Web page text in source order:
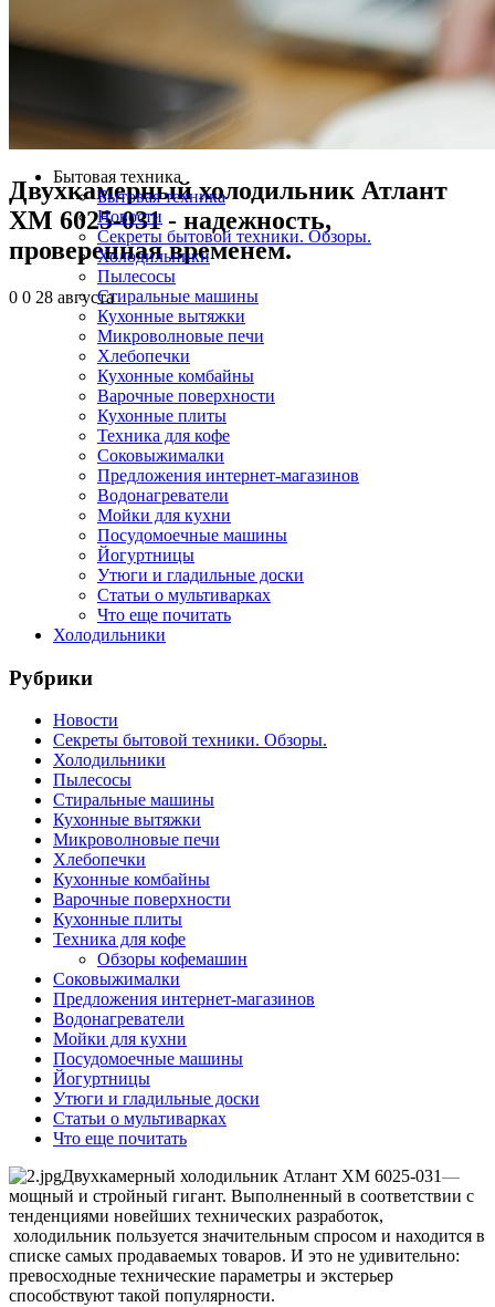
Двухкамерный холодильник Атлант
ХМ 6025-031 - надежность,
проверенная временем.
0 0 28 августа
Бытовая техника
Бытовая техника
Новости
Секреты бытовой техники. Обзоры.
Холодильники
Пылесосы
Стиральные машины
Кухонные вытяжки
Микроволновые печи
Хлебопечки
Кухонные комбайны
Варочные поверхности
Кухонные плиты
Техника для кофе
Соковыжималки
Предложения интернет-магазинов
Водонагреватели
Мойки для кухни
Посудомоечные машины
Йогуртницы
Утюги и гладильные доски
Статьи о мультиварках
Что еще почитать
Холодильники
Рубрики
Новости
Секреты бытовой техники. Обзоры.
Холодильники
Пылесосы
Стиральные машины
Кухонные вытяжки
Микроволновые печи
Хлебопечки
Кухонные комбайны
Варочные поверхности
Кухонные плиты
Техника для кофе
Обзоры кофемашин
Соковыжималки
Предложения интернет-магазинов
Водонагреватели
Мойки для кухни
Посудомоечные машины
Йогуртницы
Утюги и гладильные доски
Статьи о мультиварках
Что еще почитать
Двухкамерный холодильник Атлант ХМ 6025-031—
мощный и стройный гигант. Выполненный в соответствии с
тенденциями новейших технических разработок,
холодильник пользуется значительным спросом и находится в
списке самых продаваемых товаров. И это не удивительно:
превосходные технические параметры и экстерьер
способствуют такой популярности.